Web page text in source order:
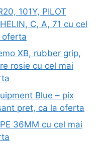
101Y, PILOT
C, A, 71 cu cel
oferta
XB, rubber grip,
rosie cu cel mai
Blue – pix
pret, ca la oferta
36MM cu cel mai